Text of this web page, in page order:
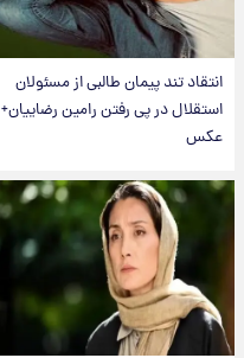
انتقاد تند پیمان طالبی از مسئولان
استقلال در پی رفتن رامین رضاییان+
عکس